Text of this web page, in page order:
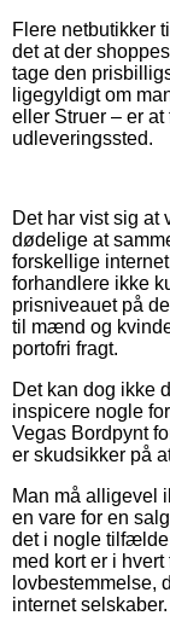
Flere netbutikker
det at der
tage den
ligegyldigt om
eller Struer – er
udleveringssted.
Det har vist sig
dødelige at
forskellige
forhandlere ikke
prisniveauet på
til mænd og
portofri fragt.
Det kan dog ikke
inspicere nogle
Vegas Bordpynt
er skudsikker på
Man må alligevel
en vare for en
det i nogle
med kort er i
lovbestemmelse,
internet selskaber.